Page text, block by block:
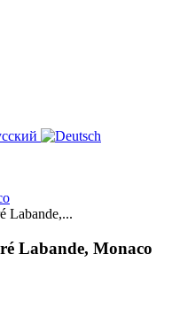
Labande,...
Labande, Monaco